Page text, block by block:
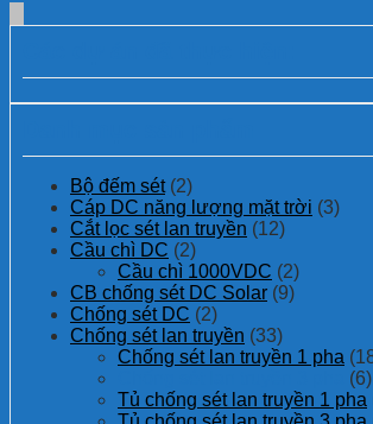
Bộ đếm sét (2)
Cáp DC năng lượng mặt trời (3)
Cắt lọc sét lan truyền (12)
Cầu chì DC (2)
Cầu chì 1000VDC (2)
CB chống sét DC Solar (9)
Chống sét DC (2)
Chống sét lan truyền (33)
Chống sét lan truyền 1 pha
(6)
Tủ chống sét lan truyền 1 pha